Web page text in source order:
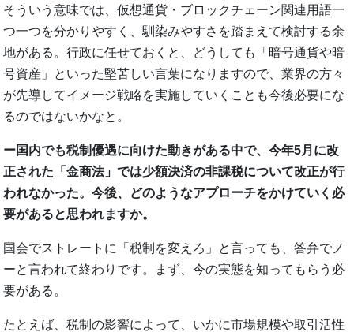
そういう意味では、仮想通貨・ブロックチェーン関連用語一
つ一つを分かりやすく、馴染みやすさを踏まえて検討する余
地がある。行政に任せておくと、どうしても「暗号通貨や暗
号資産」といった堅苦しい言葉になりますので、業界の方々
が先導してイメージ戦略を実施していくことも今後必要にな
るのではないかなと。
ー国内でも税制優遇に向けた動きがある中で、今年5月に改
正された「金商法」では少額決済の非課税について改正が行
われなかった。今後、どのようなアプローチをかけていく必
要があると思われますか。
国会でストレートに「税制を変えろ」と言っても、答弁でノ
ーと言われて終わりです。まず、今の実態を知ってもらう必
要がある。
たとえば、税制の影響によって、いかに市場規模や取引活性